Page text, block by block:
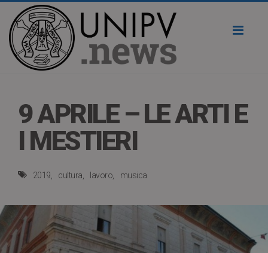
9 APRILE – LE ARTI E
I MESTIERI
2019 cultura lavoro musica